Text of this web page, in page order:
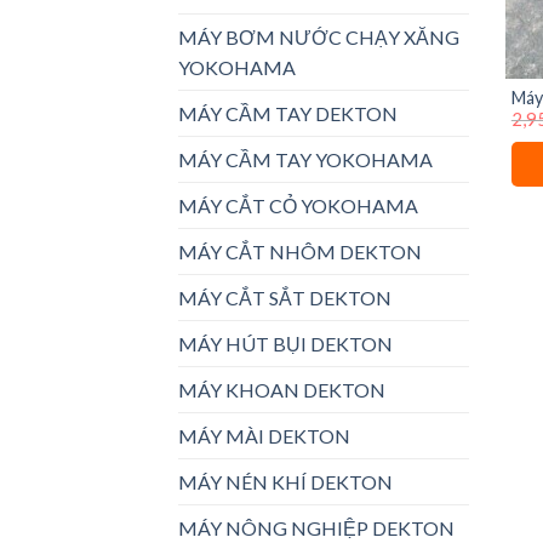
MÁY BƠM NƯỚC CHẠY XĂNG
YOKOHAMA
MÁY CẦM TAY DEKTON
MÁY CẦM TAY YOKOHAMA
MÁY CẮT CỎ YOKOHAMA
MÁY CẮT NHÔM DEKTON
MÁY CẮT SẮT DEKTON
MÁY HÚT BỤI DEKTON
MÁY KHOAN DEKTON
MÁY MÀI DEKTON
MÁY NÉN KHÍ DEKTON
MÁY NÔNG NGHIỆP DEKTON